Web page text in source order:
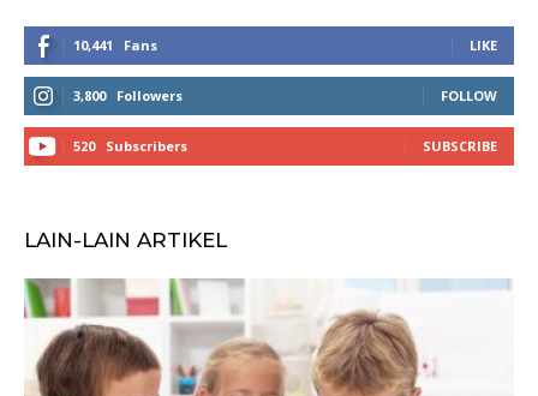
10,441 Fans LIKE
3,800 Followers FOLLOW
520 Subscribers SUBSCRIBE
LAIN-LAIN ARTIKEL